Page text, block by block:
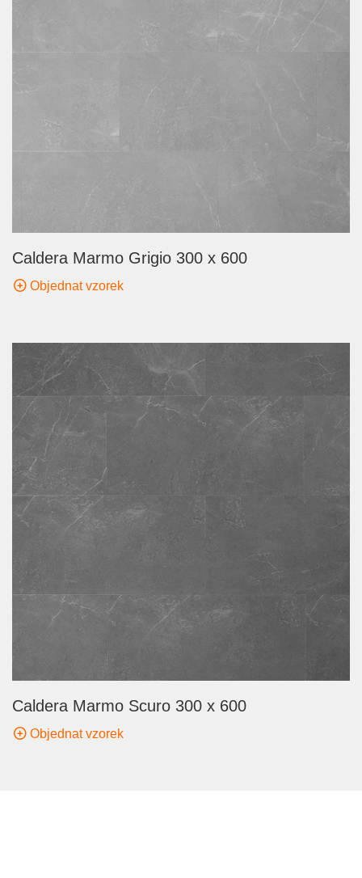
Caldera Marmo Grigio 300 x 600
Objednat vzorek
Caldera Marmo Scuro 300 x 600
Objednat vzorek